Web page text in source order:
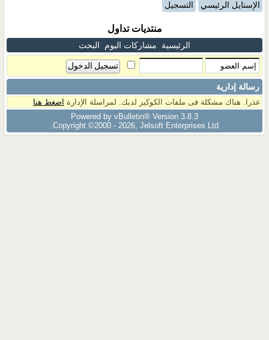
الإستايل الرئيسي التسجيل
منتديات تداول
الرئيسية مشاركات اليوم البحث
رسالة إدارية
عذرا. هناك مشكلة فى ملفات الكوكيز لديك. لمراسلة الإدارة اضغط هنا
Powered by vBulletin® Version 3.8.3
Copyright ©2000 - 2026, Jelsoft Enterprises Ltd.